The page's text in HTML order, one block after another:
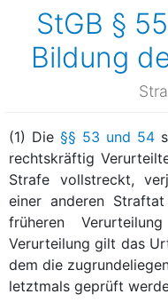
StGB §
Bildung
(1) Die §§ 53 und 54
rechtskräftig
Strafe vollstreckt,
einer anderen
früheren
Verurteilung gilt das
dem die
letztmals geprüft